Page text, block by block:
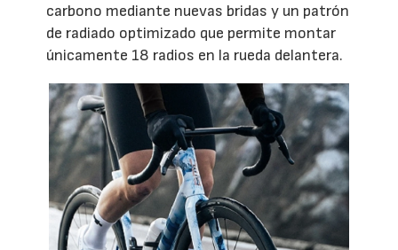
carbono mediante nuevas bridas y un patrón
de radiado optimizado que permite montar
únicamente 18 radios en la rueda delantera.